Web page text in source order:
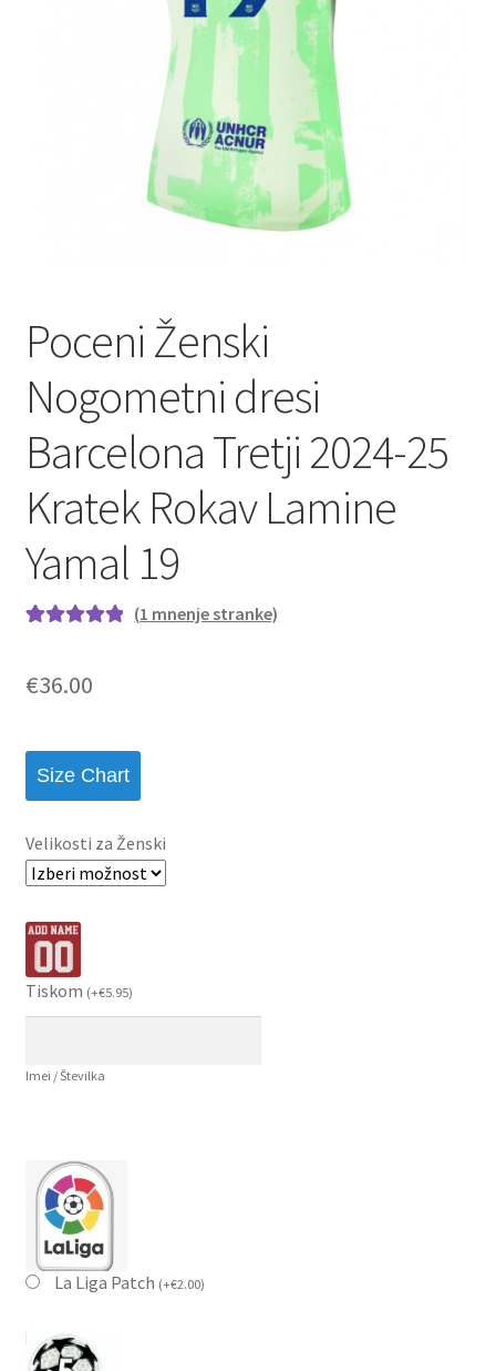
Poceni Ženski
Nogometni dresi
Barcelona Tretji 2024-25
Kratek Rokav Lamine
Yamal 19
podlagi ocene
(1 mnenje stranke)
€36.00
Size Chart
Velikosti za Ženski
Tiskom (+€5.95)
Imei / Številka
La Liga Patch (+€2.00)